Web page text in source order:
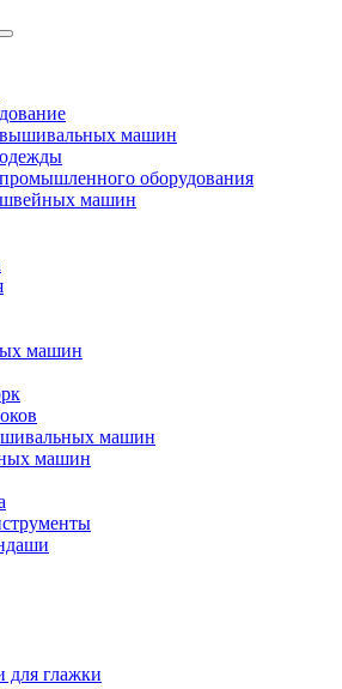
вышивальных машин
оборудования
швейных машин
машин
машин
машин
для глажки